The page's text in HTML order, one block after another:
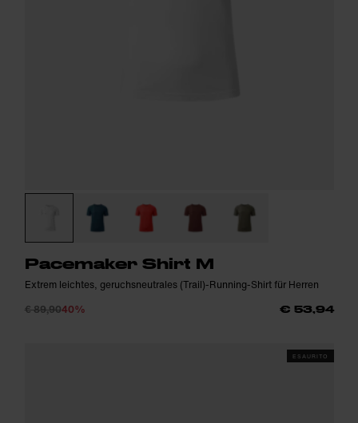
Pacemaker Shirt M
Extrem leichtes, geruchsneutrales (Trail)-Running-Shirt für Herren
€ 89,9040% € 53,94
ESAURITO